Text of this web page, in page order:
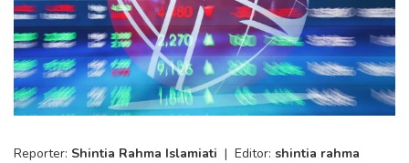
Reporter: Shintia Rahma Islamiati | Editor: shintia rahma